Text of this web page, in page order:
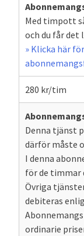
Med timpott
och du får
» Klicka här
280 kr/tim
Denna tjänst
därför måste
I denna
för de timmar
Övriga
debiteras
ordinarie